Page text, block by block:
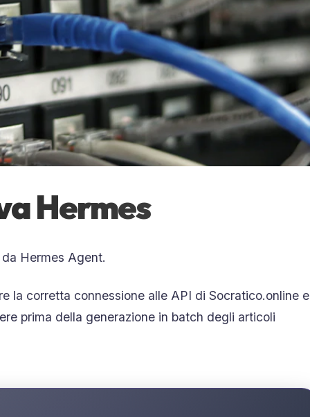
Hermes
Hermes Agent.
la corretta connessione alle API di Socratico.online e
prima della generazione in batch degli articoli